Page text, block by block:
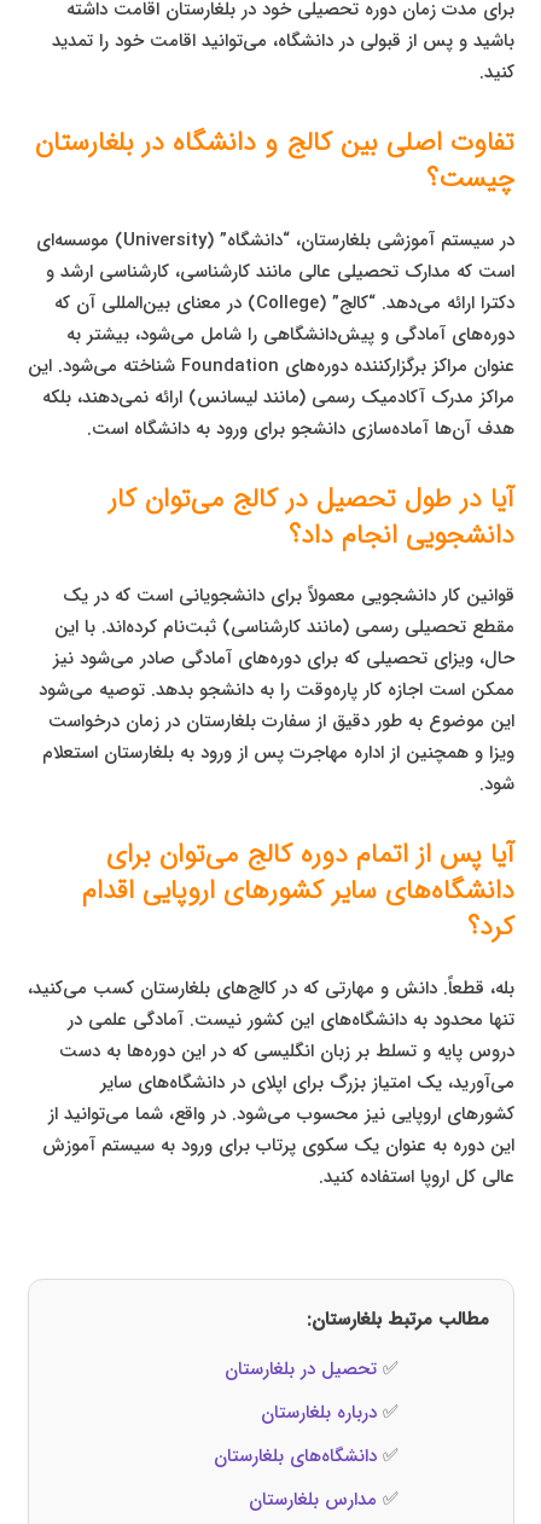
برای مدت زمان دوره تحصیلی خود در بلغارستان اقامت داشته
باشید و پس از قبولی در دانشگاه، می‌توانید اقامت خود را تمدید
کنید.
تفاوت اصلی بین کالج و دانشگاه در بلغارستان
چیست؟
در سیستم آموزشی بلغارستان، “دانشگاه” (University) موسسه‌ای
است که مدارک تحصیلی عالی مانند کارشناسی، کارشناسی ارشد و
دکترا ارائه می‌دهد. “کالج” (College) در معنای بین‌المللی آن که
دوره‌های آمادگی و پیش‌دانشگاهی را شامل می‌شود، بیشتر به
عنوان مراکز برگزارکننده دوره‌های Foundation شناخته می‌شود. این
مراکز مدرک آکادمیک رسمی (مانند لیسانس) ارائه نمی‌دهند، بلکه
هدف آن‌ها آماده‌سازی دانشجو برای ورود به دانشگاه است.
آیا در طول تحصیل در کالج می‌توان کار
دانشجویی انجام داد؟
قوانین کار دانشجویی معمولاً برای دانشجویانی است که در یک
مقطع تحصیلی رسمی (مانند کارشناسی) ثبت‌نام کرده‌اند. با این
حال، ویزای تحصیلی که برای دوره‌های آمادگی صادر می‌شود نیز
ممکن است اجازه کار پاره‌وقت را به دانشجو بدهد. توصیه می‌شود
این موضوع به طور دقیق از سفارت بلغارستان در زمان درخواست
ویزا و همچنین از اداره مهاجرت پس از ورود به بلغارستان استعلام
شود.
آیا پس از اتمام دوره کالج می‌توان برای
دانشگاه‌های سایر کشورهای اروپایی اقدام
کرد؟
بله، قطعاً. دانش و مهارتی که در کالج‌های بلغارستان کسب می‌کنید،
تنها محدود به دانشگاه‌های این کشور نیست. آمادگی علمی در
دروس پایه و تسلط بر زبان انگلیسی که در این دوره‌ها به دست
می‌آورید، یک امتیاز بزرگ برای اپلای در دانشگاه‌های سایر
کشورهای اروپایی نیز محسوب می‌شود. در واقع، شما می‌توانید از
این دوره به عنوان یک سکوی پرتاب برای ورود به سیستم آموزش
عالی کل اروپا استفاده کنید.
مطالب مرتبطبلغارستان:
✅تحصیل در بلغارستان
✅درباره بلغارستان
✅دانشگاه‌های بلغارستان
✅ مدارس بلغارستان